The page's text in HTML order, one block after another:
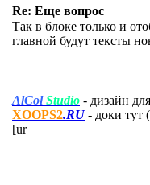
Re: Еще вопрос
Так в блоке только и
главной будут тексты
AlCol Studio - дизайн
XOOPS2.RU- доки тут
[ur